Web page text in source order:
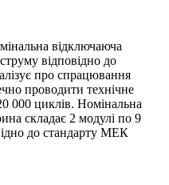
відключаюча
відповідно до
про спрацювання
проводити технічне
000 циклів. Номінальна
складає 2 модулі по 9
до стандарту МЕК